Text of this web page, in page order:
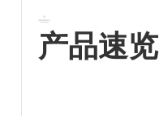
产品速览